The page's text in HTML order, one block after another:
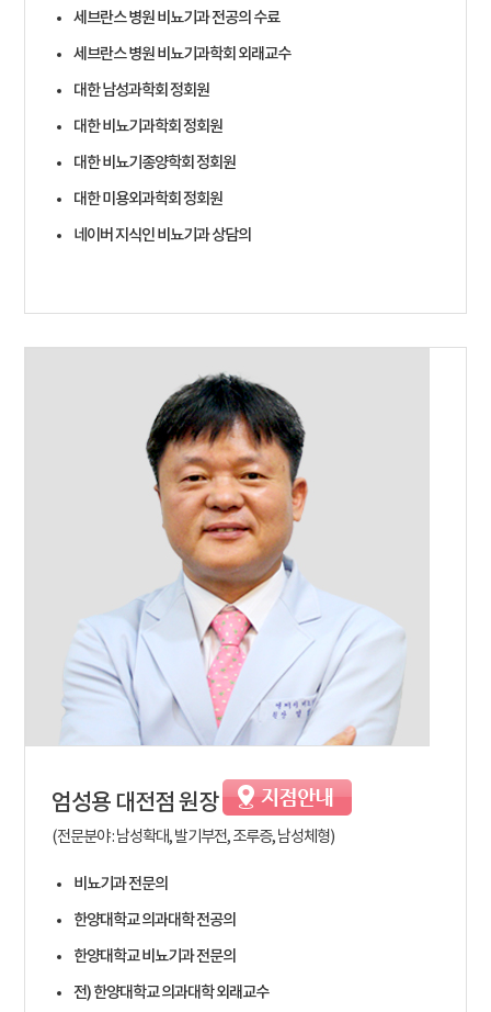
세브란스 병원 비뇨기과 전공의 수료
세브란스 병원 비뇨기과학회 외래교수
대한 남성과학회 정회원
대한 비뇨기과학회 정회원
대한 비뇨기종양학회 정회원
대한 미용외과학회 정회원
네이버 지식인 비뇨기과 상담의
엄성용 대전점 원장
(전문분야 : 남성확대, 발기부전, 조루증, 남성체형)
비뇨기과 전문의
한양대학교 의과대학 전공의
한양대학교 비뇨기과 전문의
전) 한양대학교 의과대학 외래교수